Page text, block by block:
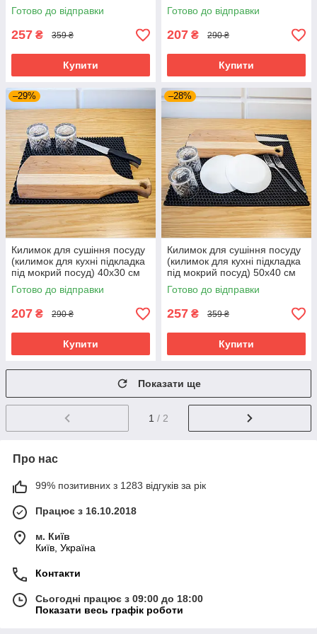
брудозахисний OSPORT
50x40 см (R-00050) Чорний
Готово до відправки
257 ₴ 359 ₴
Купити
грязезахисний OSPORT
40x30 см (R-00051) Чорний
Готово до відправки
207 ₴ 290 ₴
Купити
–29%
Килимок для сушіння посуду
(килимок для кухні підкладка
під мокрий посуд) 40х30 см
OSPORT (R-00052) Чорний
Готово до відправки
207 ₴ 290 ₴
Купити
–28%
Килимок для сушіння посуду
(килимок для кухні підкладка
під мокрий посуд) 50х40 см
OSPORT (R-00053) Чорний
Готово до відправки
257 ₴ 359 ₴
Купити
Показати ще
1 / 2
Про нас
99% позитивних з 1283 відгуків за рік
Працює з 16.10.2018
м. Київ
Київ, Україна
Контакти
Сьогодні працює з 09:00 до 18:00
Показати весь графік роботи